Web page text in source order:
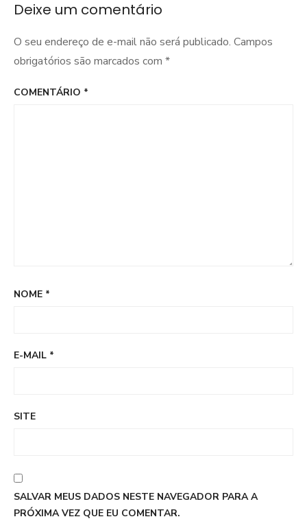
Deixe um comentário
O seu endereço de e-mail não será publicado. Campos
obrigatórios são marcados com *
COMENTÁRIO *
NOME *
E-MAIL *
SITE
SALVAR MEUS DADOS NESTE NAVEGADOR PARA A
PRÓXIMA VEZ QUE EU COMENTAR.